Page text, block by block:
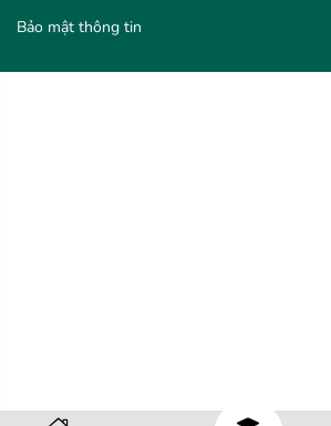
Bảo mật thông tin